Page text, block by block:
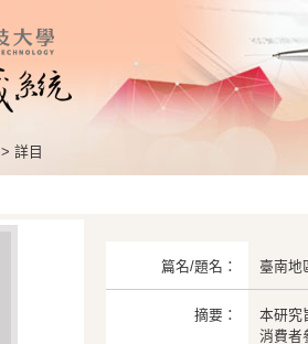
> 詳目
篇名/題名： 臺南地
摘要：
本研究
消費者